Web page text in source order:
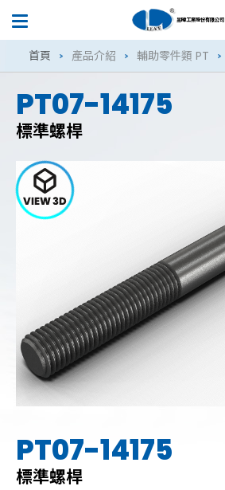
昱暐工業股份有限公司
首頁 產品介紹 輔助零件類 PT
PT07-14175
標準螺桿
PT07-14175
標準螺桿